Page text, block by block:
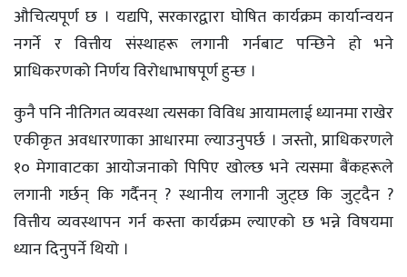
औचित्यपूर्ण छ । यद्यपि, सरकारद्वारा घोषित कार्यक्रम कार्यान्वयन
नगर्ने र वित्तीय संस्थाहरू लगानी गर्नबाट पन्छिने हो भने
प्राधिकरणको निर्णय विरोधाभाषपूर्ण हुन्छ ।
कुनै पनि नीतिगत व्यवस्था त्यसका विविध आयामलाई ध्यानमा राखेर
एकीकृत अवधारणाका आधारमा ल्याउनुपर्छ । जस्तो, प्राधिकरणले
१० मेगावाटका आयोजनाको पिपिए खोल्छ भने त्यसमा बैंकहरूले
लगानी गर्छन् कि गर्दैनन् ? स्थानीय लगानी जुट्छ कि जुट्दैन ?
वित्तीय व्यवस्थापन गर्न कस्ता कार्यक्रम ल्याएको छ भन्ने विषयमा
ध्यान दिनुपर्ने थियो ।